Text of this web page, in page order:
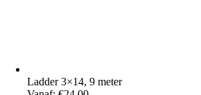
Ladder 3×14, 9 meter